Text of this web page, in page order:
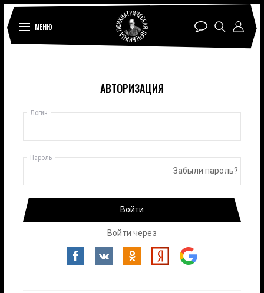
МЕНЮ
АВТОРИЗАЦИЯ
Логин
Пароль
Забыли пароль?
Войти
Войти через